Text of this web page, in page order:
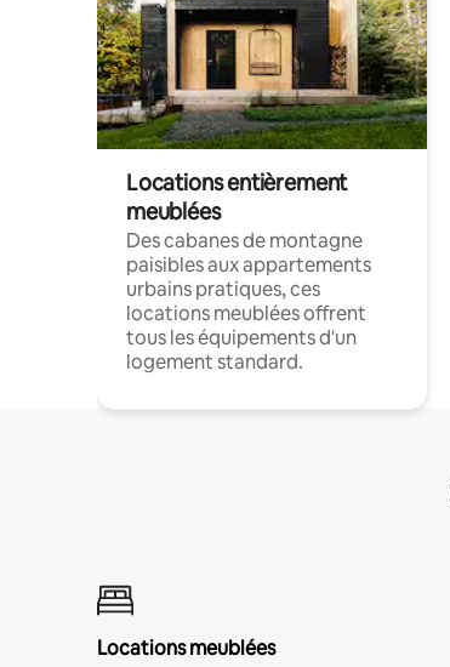
Locations entièrement
meublées
Des cabanes de montagne
paisibles aux appartements
urbains pratiques, ces
locations meublées offrent
tous les équipements d'un
logement standard.
Locations meublées